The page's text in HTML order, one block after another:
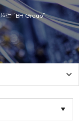
하는 “BH Group”